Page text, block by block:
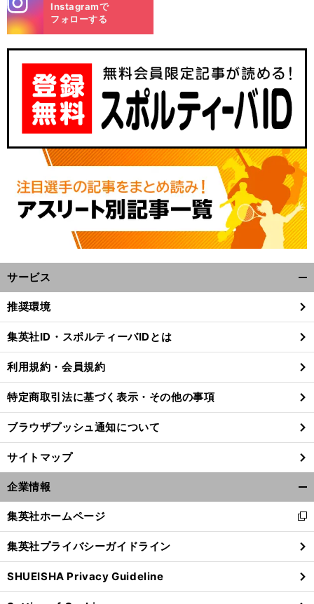
。
天
」
バ
」
へ
m
Instagramで
フォローする
サービス
閉
る
推奨環境
集英社ID・スポルティーバIDとは
利用規約・会員規約
特定商取引法に基づく表示・その他の事項
ブラウザプッシュ通知について
サイトマップ
企業情報
閉
る
集英社ホームページ
新
し
い
ウ
ィ
ン
集英社プライバシーガイドライン
SHUEISHA Privacy Guideline